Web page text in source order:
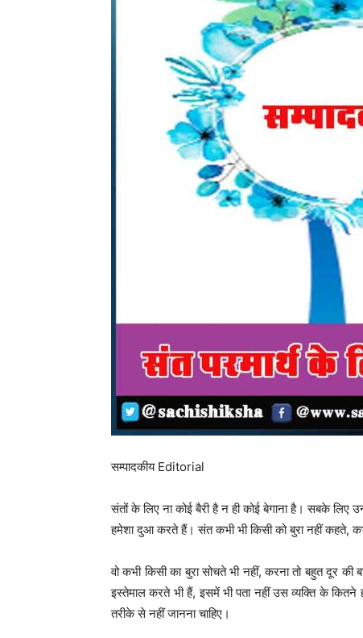
सम्पादकीय Editorial
संतों के लिए ना कोई बैरी है न ही कोई बेगाना है। सबके लिए
हमेशा दुआ करते हैं। संत कभी भी किसी को बुरा नहीं कहते,
वो कभी किसी का बुरा सोचते भी नहीं, करना तो बहुत दूर
इस्तेमाल करते भी हैं, इसमें भी पता नहीं उस व्यक्ति के
तरीके से नहीं जानना चाहिए।